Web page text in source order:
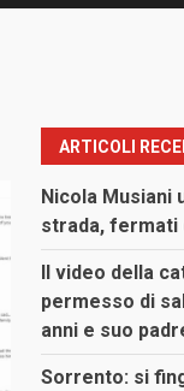
ARTICOLI
Nicola Musiani
strada, fermati
Il video della
permesso di
anni e suo
Sorrento: si